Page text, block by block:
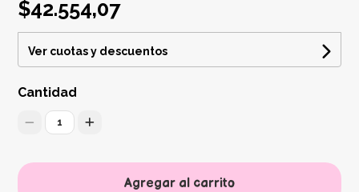
$42.554,07
Ver cuotas y descuentos
Cantidad
1
Agregar al carrito